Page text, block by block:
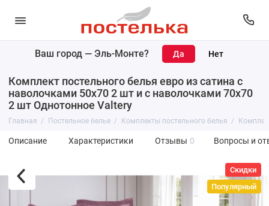
Ваш город — Эль-Монте?
Комплект постельного белья евро из сатина с
наволочками 50х70 2 шт и с наволочками 70х70
2 шт Однотонное Valtery
Главная Постельное белье Комплекты постельного белья
Описание Характеристики Отзывы 0 Вопросы и
Скидки
Популярный